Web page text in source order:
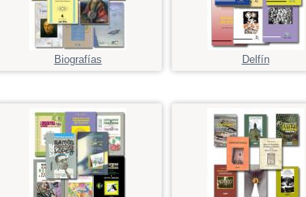
Biografías Delfín